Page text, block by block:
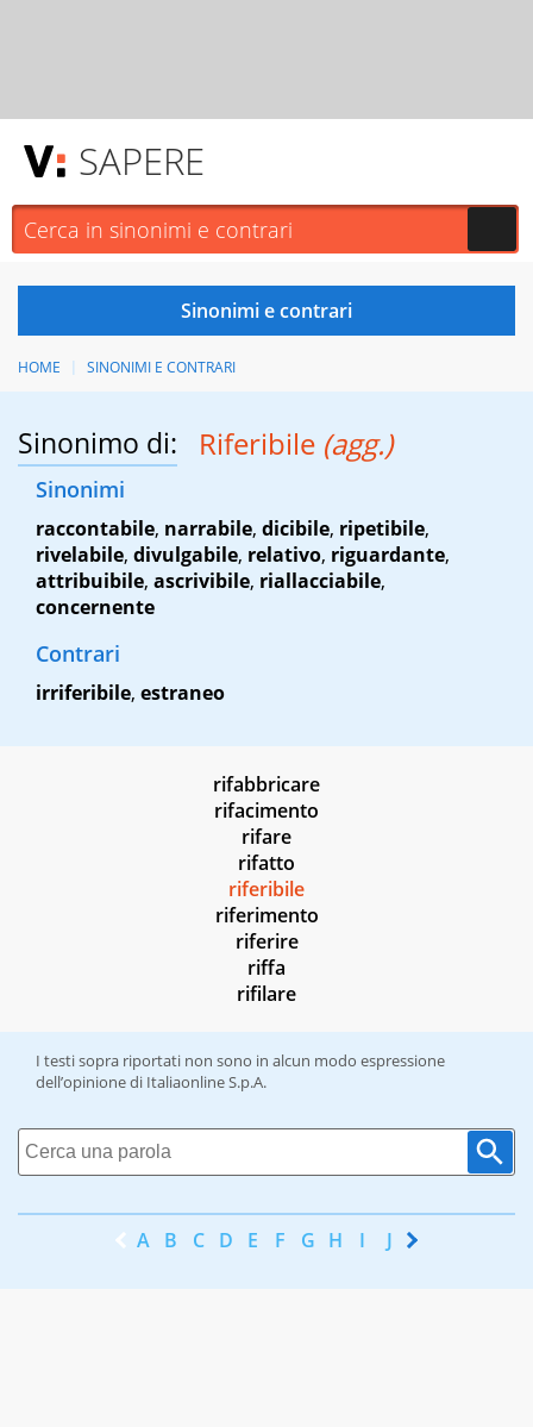
SAPERE
HOME SINONIMI E CONTRARI
Sinonimo di: Riferibile (agg.)
Sinonimi
raccontabile, narrabile, dicibile, ripetibile,
rivelabile, divulgabile, relativo, riguardante,
attribuibile, ascrivibile, riallacciabile,
concernente
Contrari
irriferibile, estraneo
rifabbricare
rifacimento
rifare
rifatto
riferibile
riferimento
riferire
riffa
rifilare
I testi sopra riportati non sono in alcun modo espressione
dell’opinione di Italiaonline S.p.A.
A B C D E F G H I J K